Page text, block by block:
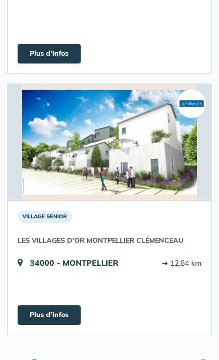
Plus d'infos
VILLAGE SENIOR
LES VILLAGES D'OR MONTPELLIER CLÉMENCEAU
34000 - MONTPELLIER ➔ 12.64 km
Plus d'infos